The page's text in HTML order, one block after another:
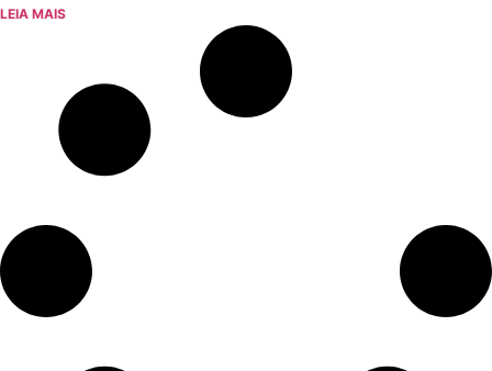
LEIA MAIS